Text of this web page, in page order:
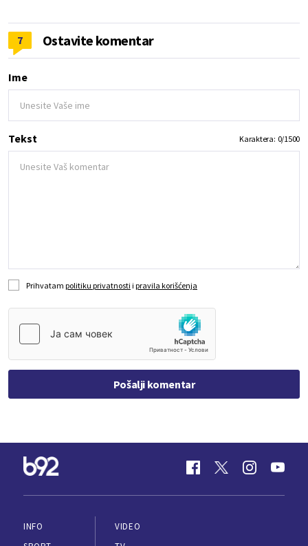
7 Ostavite komentar
Ime
Tekst Karaktera: 0/1500
Prihvatam politiku privatnosti i pravila korišćenja
Pošalji komentar
INFO
VIDEO